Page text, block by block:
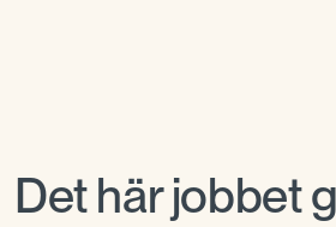
Det här jobbet